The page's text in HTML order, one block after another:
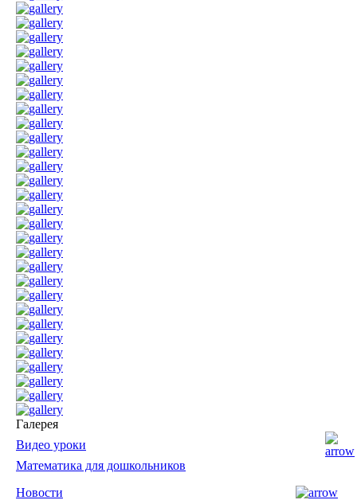
Галерея
Видео уроки
Математика для дошкольников
Новости